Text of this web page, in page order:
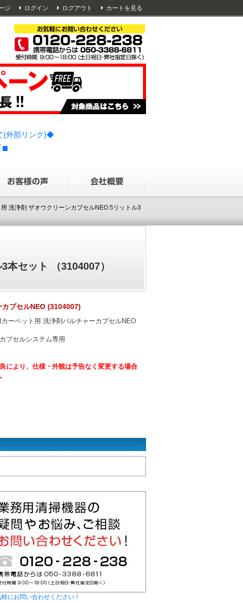
ジ ログイン ログアウト カートを見る
(外部リンク)◆
■
洗浄剤 ザオウクリーンカプセルNEO 5リットル3
セット （3104007）
カプセルNEO (3104007)
ーペット用 洗浄剤バルチャーカプセルNEO
プセルシステム専用
により、仕様・外観は予告なく変更する場合
にお問い合わせください！